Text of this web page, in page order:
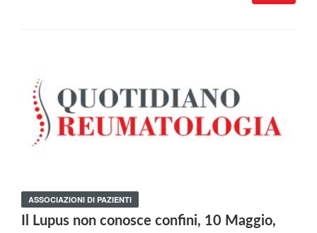
ASSOCIAZIONI DI PAZIENTI
Il Lupus non conosce confini, 10 Maggio,